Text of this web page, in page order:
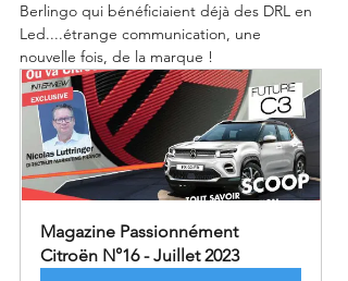
Berlingo qui bénéficiaient déjà des DRL en
Led....étrange communication, une
nouvelle fois, de la marque !
Magazine Passionnément
Citroën N°16 - Juillet 2023